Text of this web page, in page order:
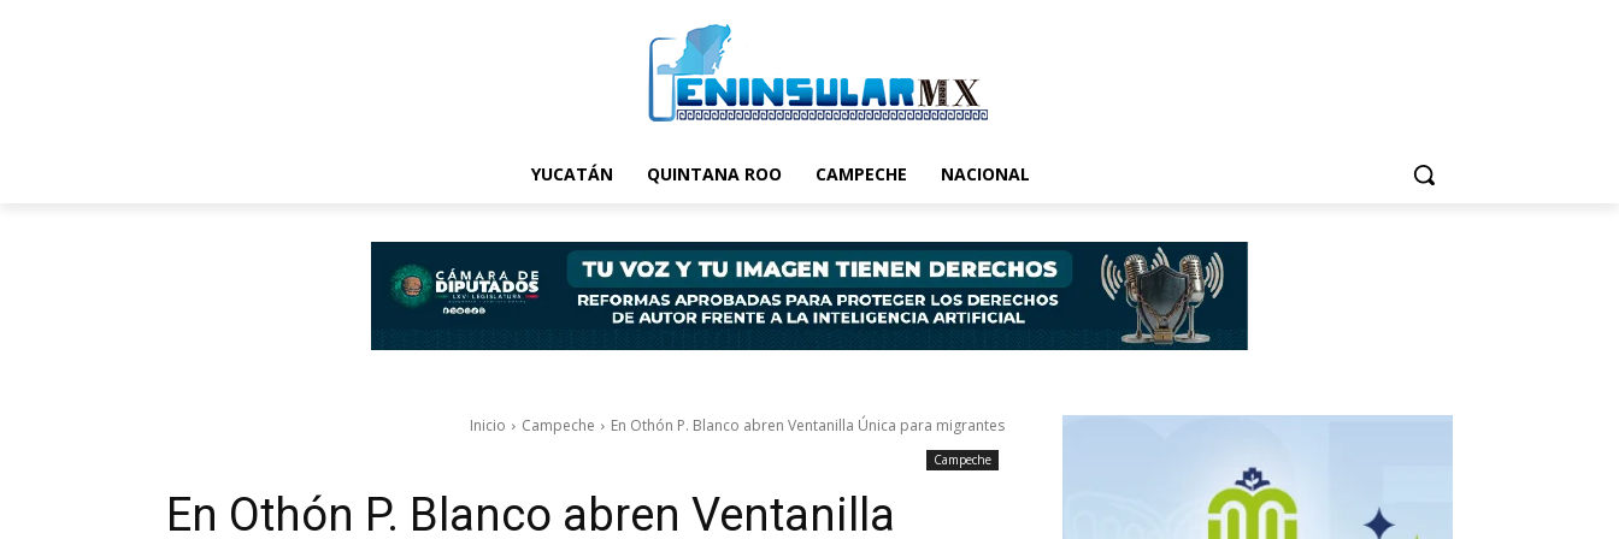
YUCATÁN QUINTANA ROO CAMPECHE NACIONAL
Inicio Campeche En Othón P. Blanco abren Ventanilla Única para migrantes
Campeche
En Othón P. Blanco abren Ventanilla